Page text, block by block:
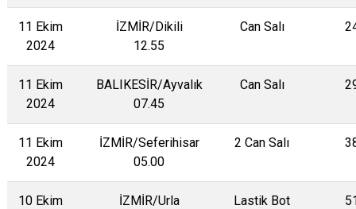
11 Ekim
2024
İZMİR/Dikili
12.55
Can Salı
11 Ekim
2024
BALIKESİR/Ayvalık
07.45
Can Salı
11 Ekim
2024
İZMİR/Seferihisar
05.00
2 Can Salı
10 Ekim
İZMİR/Urla
Lastik Bot